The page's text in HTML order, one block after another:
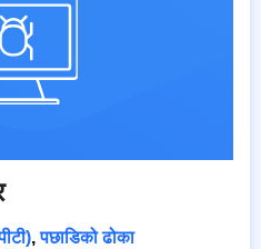
,पछाडिको ढोका